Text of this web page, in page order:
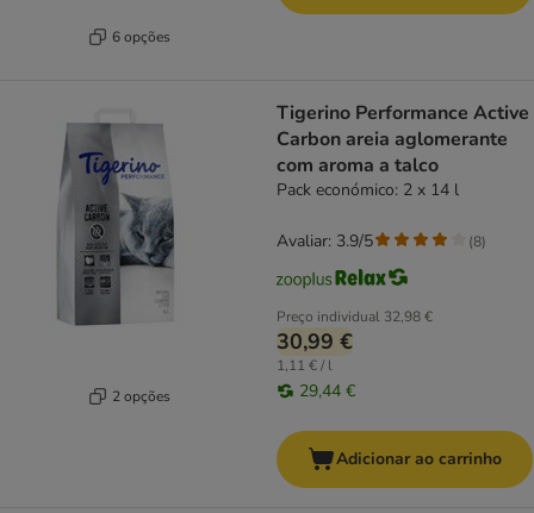
6 opções
2 opções
Tigerino Performance Active
Carbon areia aglomerante
com aroma a talco
Pack económico: 2 x 14 l
Preço individual 32,98 €
30,99 €
1,11 € / l
29,44 €
Avaliar: 3.9/5 (8)
Adicionar ao carrinho